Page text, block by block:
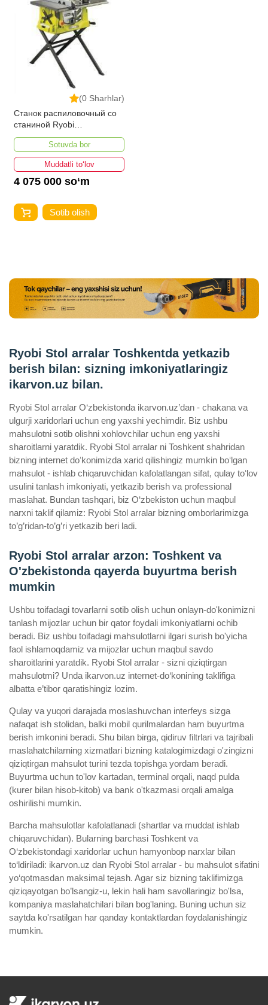
(0 Sharhlar)
Станок распиловочный со
станиной Ryobi
RTS1800ES-G 5133002023
Sotuvda bor
Muddatli to‘lov
4 075 000 so‘m
Sotib olish
Ryobi Stol arralar Toshkentda yetkazib
berish bilan: sizning imkoniyatlaringiz
ikarvon.uz bilan.
Ryobi Stol arralar O‘zbekistonda ikarvon.uz’dan - chakana va
ulgurji xaridorlari uchun eng yaxshi yechimdir. Biz ushbu
mahsulotni sotib olishni xohlovchilar uchun eng yaxshi
sharoitlarni yaratdik. Ryobi Stol arralar ni Toshkent shahridan
bizning internet doʻkonimizda xarid qilishingiz mumkin boʻlgan
mahsulot - ishlab chiqaruvchidan kafolatlangan sifat, qulay toʻlov
usulini tanlash imkoniyati, yetkazib berish va professional
maslahat. Bundan tashqari, biz O‘zbekiston uchun maqbul
narxni taklif qilamiz: Ryobi Stol arralar bizning omborlarimizga
to’g’ridan-to’g’ri yetkazib beri ladi.
Ryobi Stol arralar arzon: Toshkent va
O'zbekistonda qayerda buyurtma berish
mumkin
Ushbu toifadagi tovarlarni sotib olish uchun onlayn-do'konimizni
tanlash mijozlar uchun bir qator foydali imkoniyatlarni ochib
beradi. Biz ushbu toifadagi mahsulotlarni ilgari surish bo'yicha
faol ishlamoqdamiz va mijozlar uchun maqbul savdo
sharoitlarini yaratdik. Ryobi Stol arralar - sizni qiziqtirgan
mahsulotmi? Unda ikarvon.uz internet-do‘konining taklifiga
albatta e’tibor qaratishingiz lozim.
Qulay va yuqori darajada moslashuvchan interfeys sizga
nafaqat ish stolidan, balki mobil qurilmalardan ham buyurtma
berish imkonini beradi. Shu bilan birga, qidiruv filtrlari va tajribali
maslahatchilarning xizmatlari bizning katalogimizdagi o'zingizni
qiziqtirgan mahsulot turini tezda topishga yordam beradi.
Buyurtma uchun to'lov kartadan, terminal orqali, naqd pulda
(kurer bilan hisob-kitob) va bank o'tkazmasi orqali amalga
oshirilishi mumkin.
Barcha mahsulotlar kafolatlanadi (shartlar va muddat ishlab
chiqaruvchidan). Bularning barchasi Toshkent va
O‘zbekistondagi xaridorlar uchun hamyonbop narxlar bilan
to‘ldiriladi: ikarvon.uz dan Ryobi Stol arralar - bu mahsulot sifatini
yo‘qotmasdan maksimal tejash. Agar siz bizning taklifimizga
qiziqayotgan bo’lsangiz-u, lekin hali ham savollaringiz bo'lsa,
kompaniya maslahatchilari bilan bog'laning. Buning uchun siz
saytda ko'rsatilgan har qanday kontaktlardan foydalanishingiz
mumkin.